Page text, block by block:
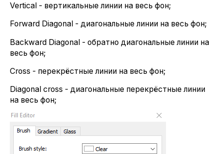
Vertical - вертикальные линии на весь фон;
Forward Diagonal - диагональные линии на весь фон;
Backward Diagonal - обратно диагональные линии на
весь фон;
Cross - перекрёстные линии на весь фон;
Diagonal cross - диагональные перекрёстные линии
на весь фон;